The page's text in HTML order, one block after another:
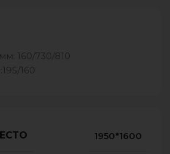
160/730/810
160
1950*1600